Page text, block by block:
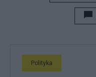
Polityka